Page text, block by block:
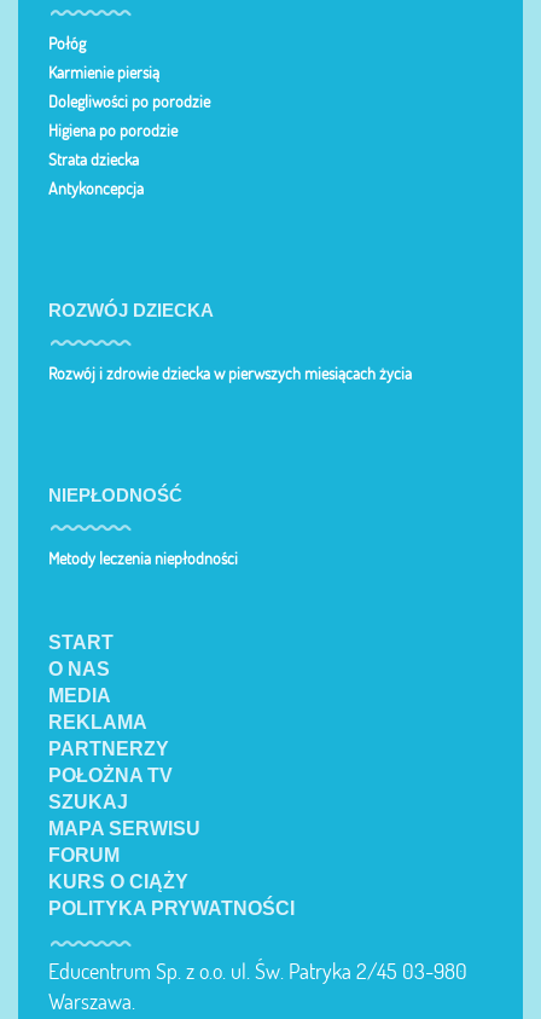
Połóg
Karmienie piersią
Dolegliwości po porodzie
Higiena po porodzie
Strata dziecka
Antykoncepcja
ROZWÓJ DZIECKA
Rozwój i zdrowie dziecka w pierwszych miesiącach życia
NIEPŁODNOŚĆ
Metody leczenia niepłodności
START
O NAS
MEDIA
REKLAMA
PARTNERZY
POŁOŻNA TV
SZUKAJ
MAPA SERWISU
FORUM
KURS O CIĄŻY
POLITYKA PRYWATNOŚCI
Educentrum Sp. z o.o. ul. Św. Patryka 2/45 03-980
Warszawa.